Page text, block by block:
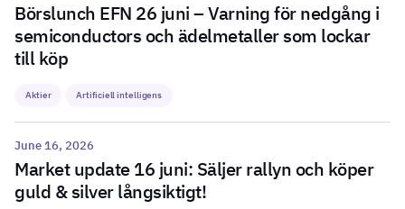
Börslunch EFN 26 juni – Varning för nedgång i
semiconductors och ädelmetaller som lockar
till köp
Aktier Artificiell intelligens
June 16, 2026
Market update 16 juni: Säljer rallyn och köper
guld & silver långsiktigt!